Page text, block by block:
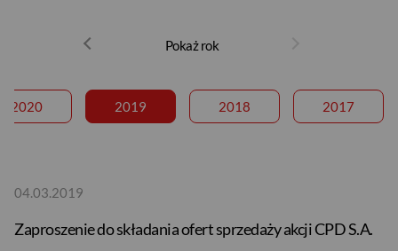
Pokaż rok
2020 2019 2018 2017
04.03.2019
Zaproszenie do składania ofert sprzedaży akcji CPD S.A.